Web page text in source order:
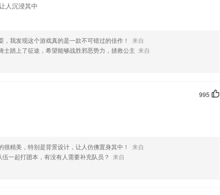
朋友提供的，而且里面有非常多的大量的题目让大家进行练习。
询公司、投资公司、院校形成生态供应链平台
测覆盖拼音字母中的认、读、调、写、拼、练六个维度，帮助宝宝巩固拼音
克风。主讲老师通过直播间里的大屏幕，与学生进行双向语音互动，还可以
?
台基本要求。
人沉浸其中
，我发现这个游戏真的是一款不可错过的佳作！
来自
士踏上了征途，希望能够战胜邪恶势力，拯救公主 来自
995
很精美，特别是背景设计，让人仿佛置身其中！
来自
伍一起打团本，有没有人需要补充队员？ 来自